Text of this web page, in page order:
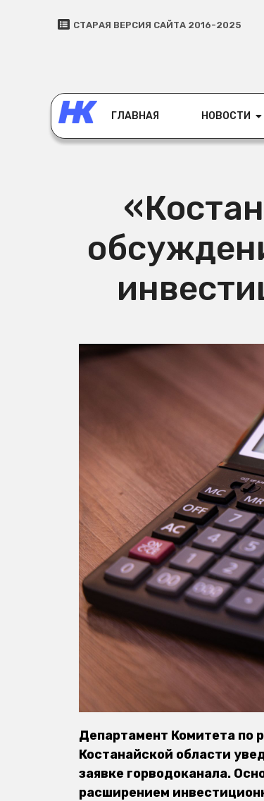
СТАРАЯ ВЕРСИЯ САЙТА 2016-2025
ГЛАВНАЯ НОВОСТИ
Департамент Комитета по
Костанайской области
заявке горводоканала.
расширением